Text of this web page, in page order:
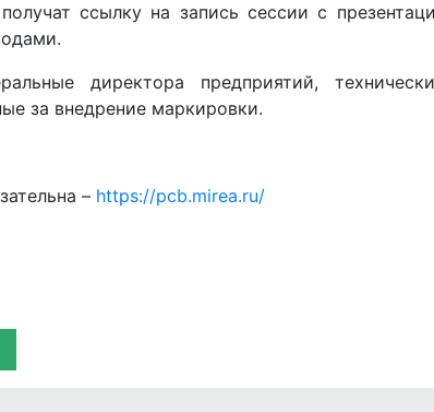
ссылку на запись сессии с
директора предприятий,
за внедрение маркировки.
– https://pcb.mirea.ru/